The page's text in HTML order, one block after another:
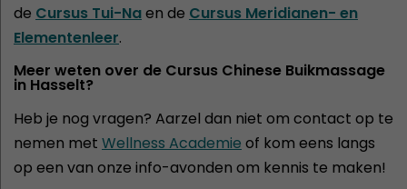
de Cursus Tui-Naen de Cursus Meridianen- en
Elementenleer.
Meer weten over de Cursus Chinese Buikmassage
in Hasselt?
Heb je nog vragen? Aarzel dan niet om contact op te
nemen met Wellness Academie of kom eens langs
op een van onze info-avonden om kennis te maken!